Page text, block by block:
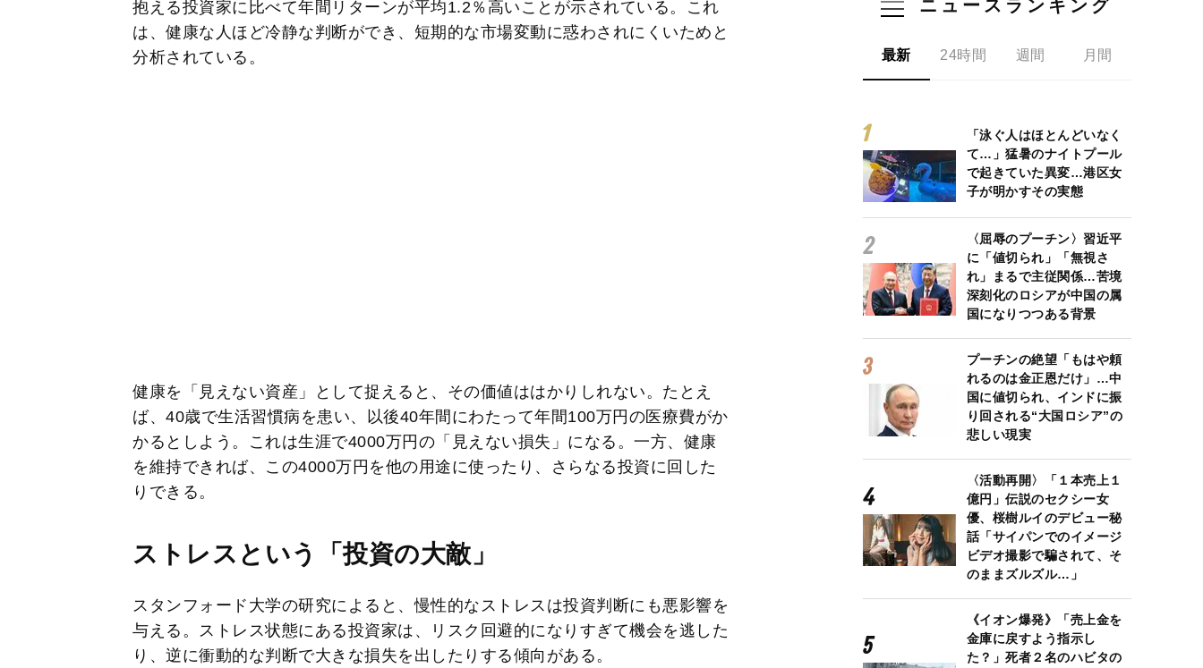
抱える投資家に比べて年間リターンが平均1.2％高いことが示されている。これ
は、健康な人ほど冷静な判断ができ、短期的な市場変動に惑わされにくいためと
分析されている。
健康を「見えない資産」として捉えると、その価値ははかりしれない。たとえ
ば、40歳で生活習慣病を患い、以後40年間にわたって年間100万円の医療費がか
かるとしよう。これは生涯で4000万円の「見えない損失」になる。一方、健康
を維持できれば、この4000万円を他の用途に使ったり、さらなる投資に回した
りできる。
ストレスという「投資の大敵」
スタンフォード大学の研究によると、慢性的なストレスは投資判断にも悪影響を
与える。ストレス状態にある投資家は、リスク回避的になりすぎて機会を逃した
り、逆に衝動的な判断で大きな損失を出したりする傾向がある。
ニュースランキング
最新 24時間 週間 月間
「泳ぐ人はほとんどいなく
て…」猛暑のナイトプール
で起きていた異変…港区女
子が明かすその実態
〈屈辱のプーチン〉習近平
に「値切られ」「無視さ
れ」まるで主従関係…苦境
深刻化のロシアが中国の属
国になりつつある背景
プーチンの絶望「もはや頼
れるのは金正恩だけ」…中
国に値切られ、インドに振
り回される“大国ロシア”の
悲しい現実
〈活動再開〉「１本売上１
億円」伝説のセクシー女
優、桜樹ルイのデビュー秘
話「サイパンでのイメージ
ビデオ撮影で騙されて、そ
のままズルズル…」
《イオン爆発》「売上金を
金庫に戻すよう指示し
た？」死者２名のハビタの